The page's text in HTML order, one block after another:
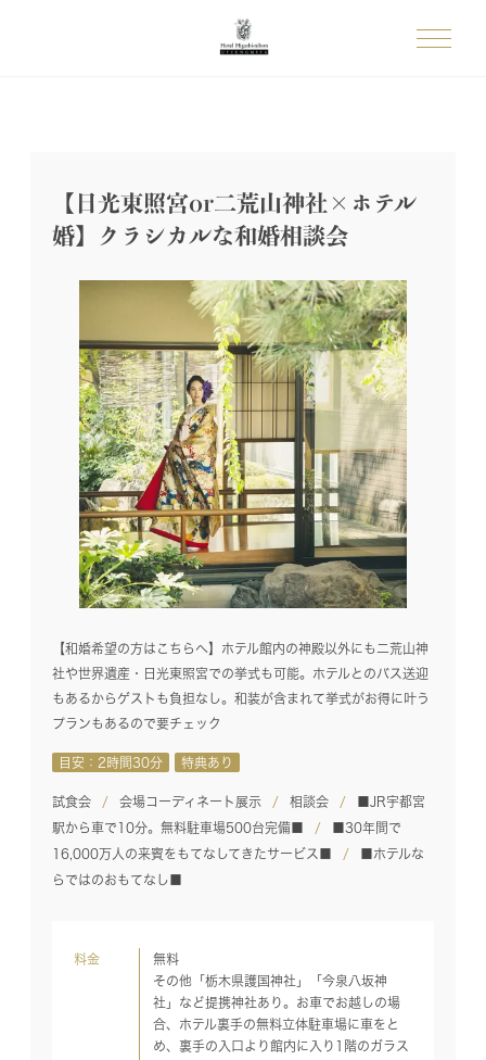
【日光東照宮or二荒山神社×ホテル
婚】クラシカルな和婚相談会
【和婚希望の方はこちらへ】ホテル館内の神殿以外にも二荒山神
社や世界遺産・日光東照宮での挙式も可能。ホテルとのバス送迎
もあるからゲストも負担なし。和装が含まれて挙式がお得に叶う
プランもあるので要チェック
目安：2時間30分 特典あり
試食会 会場コーディネート展示 相談会
■JR宇都宮
駅から車で10分。無料駐車場500台完備■
■30年間で
16,000万人の来賓をもてなしてきたサービス■
■ホテルな
らではのおもてなし■
料金
無料
その他「栃木県護国神社」「今泉八坂神
社」など提携神社あり。お車でお越しの場
合、ホテル裏手の無料立体駐車場に車をと
め、裏手の入口より館内に入り1階のガラス